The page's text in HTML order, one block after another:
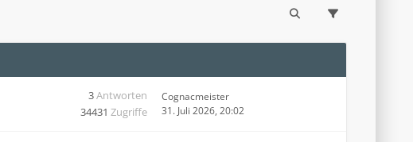
3Antworten
34431 Zugriffe
Cognacmeister
31. Juli 2026, 20:02